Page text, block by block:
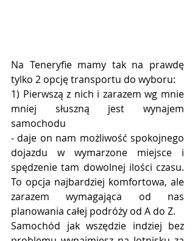
Na Teneryfie mamy tak na prawdę
tylko 2 opcję transportu do wyboru:
1) Pierwszą z nich i zarazem wg mnie
mniej słuszną jest wynajem
samochodu
- daje on nam możliwość spokojnego
dojazdu w wymarzone miejsce i
spędzenie tam dowolnej ilości czasu.
To opcja najbardziej komfortowa, ale
zarazem wymagająca od nas
planowania całej podróży od A do Z.
Samochód jak wszędzie indziej bez